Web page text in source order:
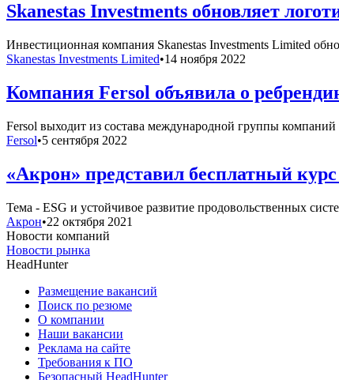
Skanestas Investments обновляет
Инвестиционная компания Skanestas Investments Limited
Skanestas Investments Limited•14 ноября 2022
Компания Fersol объявила о
Fersol выходит из состава международной группы компаний
Fersol•5 сентября 2022
«Акрон» представил бесплатный
Тема - ESG и устойчивое развитие продовольственных
Акрон•22 октября 2021
Новости компаний
Новости рынка
HeadHunter
Размещение вакансий
Поиск по резюме
О компании
Наши вакансии
Реклама на сайте
Требования к ПО
Безопасный HeadHunter